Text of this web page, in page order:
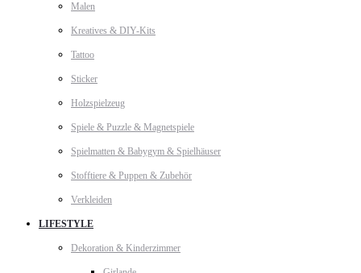
Malen
Kreatives & DIY-Kits
Tattoo
Sticker
Holzspielzeug
Spiele & Puzzle & Magnetspiele
Spielmatten & Babygym & Spielhäuser
Stofftiere & Puppen & Zubehör
Verkleiden
LIFESTYLE
Dekoration & Kinderzimmer